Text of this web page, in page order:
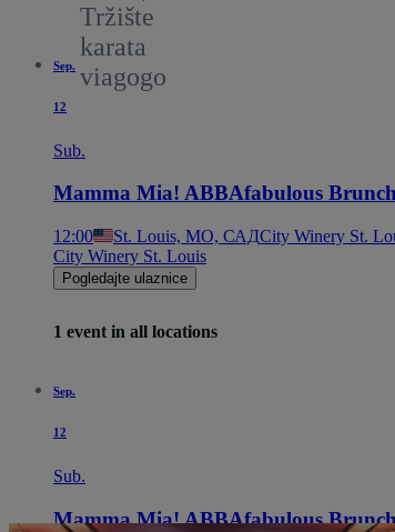
Tržište
karata
viagogo
Sep.
12
Sub.
Mamma Mia! ABBAfabulous
12:00 St. Louis, MO, САДCity Winery St.
City Winery St. Louis
Pogledajte ulaznice
1 event in all locations
Sep.
12
Sub.
Mamma Mia! ABBAfabulous